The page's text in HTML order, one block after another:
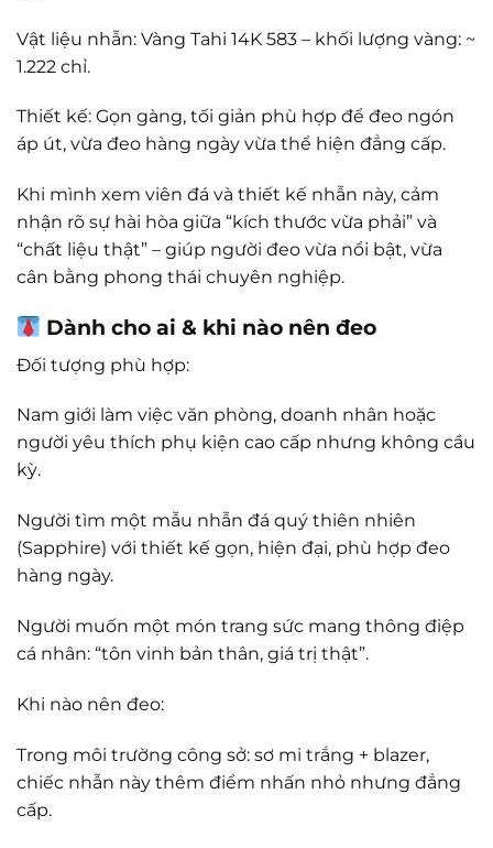
Vật liệu nhẫn: Vàng Tahi 14K 583 – khối lượng vàng: ~
1.222 chỉ.
Thiết kế: Gọn gàng, tối giản phù hợp để đeo ngón
áp út, vừa đeo hàng ngày vừa thể hiện đẳng cấp.
Khi mình xem viên đá và thiết kế nhẫn này, cảm
nhận rõ sự hài hòa giữa “kích thước vừa phải” và
“chất liệu thật” – giúp người đeo vừa nổi bật, vừa
cân bằng phong thái chuyên nghiệp.
Dành cho ai & khi nào nên đeo
Đối tượng phù hợp:
Nam giới làm việc văn phòng, doanh nhân hoặc
người yêu thích phụ kiện cao cấp nhưng không cầu
kỳ.
Người tìm một mẫu nhẫn đá quý thiên nhiên
(Sapphire) với thiết kế gọn, hiện đại, phù hợp đeo
hàng ngày.
Người muốn một món trang sức mang thông điệp
cá nhân: “tôn vinh bản thân, giá trị thật”.
Khi nào nên đeo:
Trong môi trường công sở: sơ mi trắng + blazer,
chiếc nhẫn này thêm điểm nhấn nhỏ nhưng đẳng
cấp.